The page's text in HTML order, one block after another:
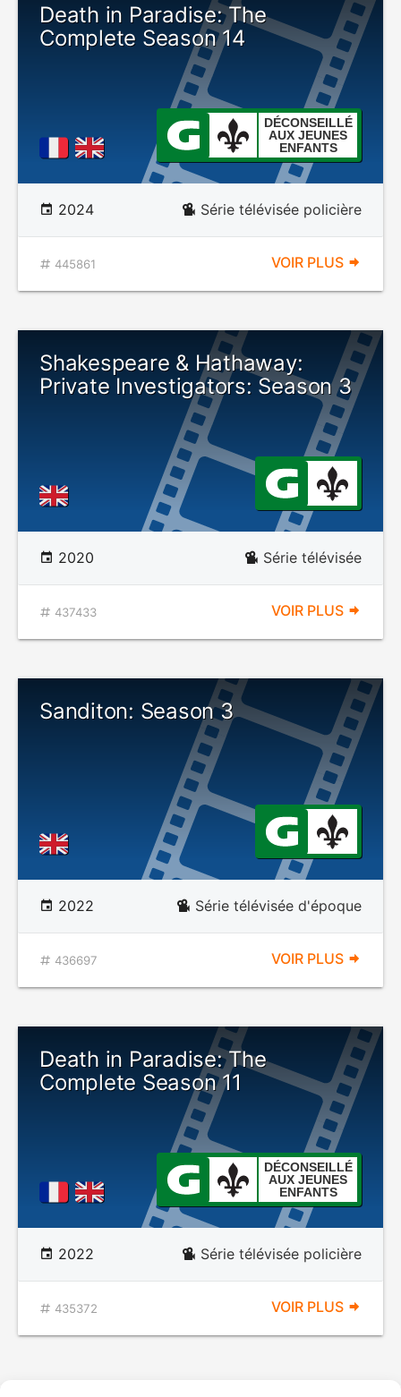
Death in Paradise: The
Complete Season 14
DÉCONSEILLÉ
AUX JEUNES
ENFANTS
2024 Série télévisée policière
445861 VOIR PLUS
Shakespeare & Hathaway:
Private Investigators: Season 3
2020 Série télévisée
437433 VOIR PLUS
Sanditon: Season 3
2022 Série télévisée d'époque
436697 VOIR PLUS
Death in Paradise: The
Complete Season 11
DÉCONSEILLÉ
AUX JEUNES
ENFANTS
2022 Série télévisée policière
435372 VOIR PLUS